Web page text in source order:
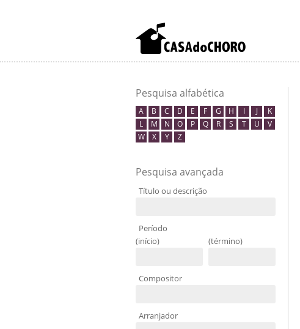
Pesquisa alfabética
A B C D E F G H I J
K
L
M N O P Q R S T U
V
W
X Y Z
Pesquisa avançada
Título ou descrição
Período
(início)
(término)
Compositor
Arranjador